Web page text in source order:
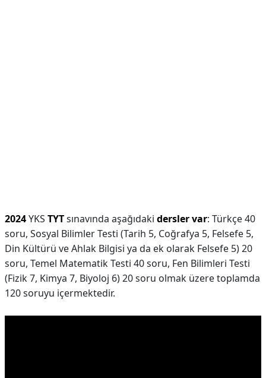
2024YKS TYTsınavında aşağıdaki dersler var: Türkçe 40
soru, Sosyal Bilimler Testi (Tarih 5, Coğrafya 5, Felsefe 5,
Din Kültürü ve Ahlak Bilgisi ya da ek olarak Felsefe 5) 20
soru, Temel Matematik Testi 40 soru, Fen Bilimleri Testi
(Fizik 7, Kimya 7, Biyoloj 6) 20 soru olmak üzere toplamda
120 soruyu içermektedir.